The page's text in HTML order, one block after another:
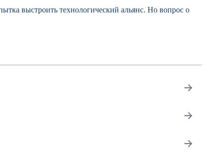
выстроить технологический альянс. Но вопрос о
→
→
→